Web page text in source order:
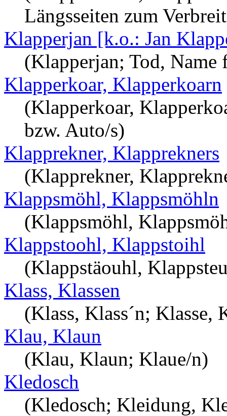
Längsseiten zum
Klapperjan [k.o.: Jan
(Klapperjan; Tod, Name
Klapperkoar, Klapperkoarn
(Klapperkoar,
bzw. Auto/s)
Klapprekner, Klapprekners
(Klapprekner,
Klappsmöhl, Klappsmöhln
(Klappsmöhl,
Klappstoohl, Klappstoihl
(Klappstäouhl,
Klass, Klassen
(Klass, Klass´n; Klasse,
Klau, Klaun
(Klau, Klaun; Klaue/n)
Kledosch
(Kledosch; Kleidung,